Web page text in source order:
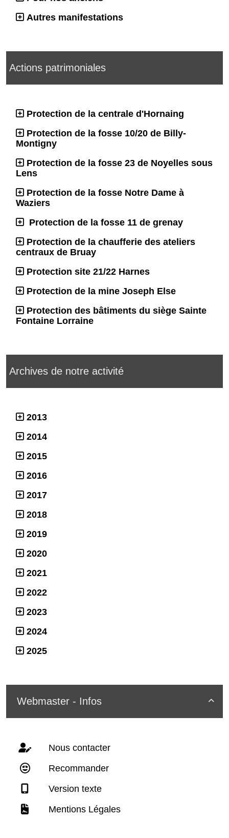
Autres manifestations
Actions patrimoniales
Protection de la centrale d'Hornaing
Protection de la fosse 10/20 de Billy-
Montigny
Protection de la fosse 23 de Noyelles sous
Lens
Protection de la fosse Notre Dame à
Waziers
Protection de la fosse 11 de grenay
Protection de la chaufferie des ateliers
centraux de Bruay
Protection site 21/22 Harnes
Protection de la mine Joseph Else
Protection des bâtiments du siège Sainte
Fontaine Lorraine
Archives de notre activité
2013
2014
2015
2016
2017
2018
2019
2020
2021
2022
2023
2024
2025

Webmaster - Infos
Nous contacter
Recommander
Version texte
Mentions Légales